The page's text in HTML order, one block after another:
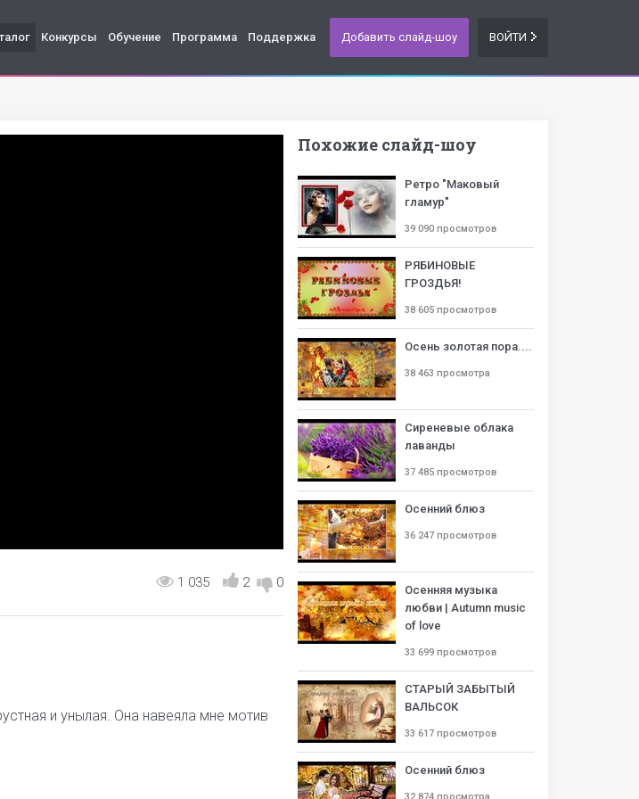
Конкурсы Обучение Программа Поддержка Добавить слайд-шоу ВОЙТИ
1 035 2 0
и унылая. Она навеяла мне мотив
Похожие слайд-шоу
Ретро "Маковый
гламур"
39 090 просмотров
РЯБИНОВЫЕ
ГРОЗДЬЯ!
38 605 просмотров
Осень золотая пора....
38 463 просмотра
Сиреневые облака
лаванды
37 485 просмотров
Осенний блюз
36 247 просмотров
Осенняя музыка
любви | Autumn music
of love
33 699 просмотров
СТАРЫЙ ЗАБЫТЫЙ
ВАЛЬСОК
33 617 просмотров
Осенний блюз